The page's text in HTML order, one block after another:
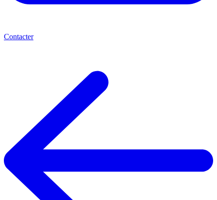
Contacter